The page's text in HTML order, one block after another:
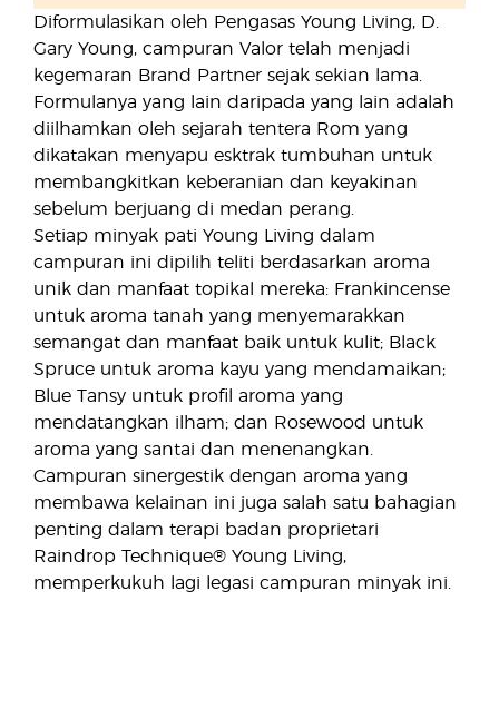
Diformulasikan oleh Pengasas Young Living, D.
Gary Young, campuran Valor telah menjadi
kegemaran Brand Partner sejak sekian lama.
Formulanya yang lain daripada yang lain adalah
diilhamkan oleh sejarah tentera Rom yang
dikatakan menyapu esktrak tumbuhan untuk
membangkitkan keberanian dan keyakinan
sebelum berjuang di medan perang.
Setiap minyak pati Young Living dalam
campuran ini dipilih teliti berdasarkan aroma
unik dan manfaat topikal mereka: Frankincense
untuk aroma tanah yang menyemarakkan
semangat dan manfaat baik untuk kulit; Black
Spruce untuk aroma kayu yang mendamaikan;
Blue Tansy untuk profil aroma yang
mendatangkan ilham; dan Rosewood untuk
aroma yang santai dan menenangkan.
Campuran sinergestik dengan aroma yang
membawa kelainan ini juga salah satu bahagian
penting dalam terapi badan proprietari
Raindrop Technique® Young Living,
memperkukuh lagi legasi campuran minyak ini.